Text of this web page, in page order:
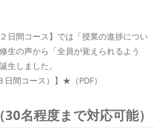
日間コース】では「授業の進捗につい
生の声から「全員が覚えられるよう
生しました。
間コース）】★（PDF）
名程度まで対応可能）